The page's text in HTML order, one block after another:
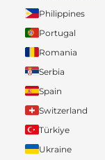
Philippines
Portugal
Romania
Serbia
Spain
Switzerland
Türkiye
Ukraine